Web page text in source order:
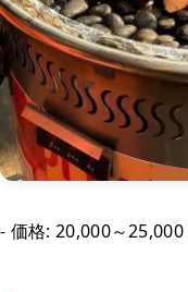
- 価格: 20,000～25,000